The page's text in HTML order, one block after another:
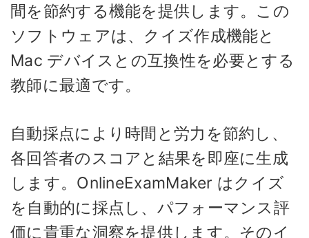
間を節約する機能を提供します。この
ソフトウェアは、クイズ作成機能と
Mac デバイスとの互換性を必要とする
教師に最適です。
自動採点により時間と労力を節約し、
各回答者のスコアと結果を即座に生成
します。OnlineExamMaker はクイズ
を自動的に採点し、パフォーマンス評
価に貴重な洞察を提供します。そのイ